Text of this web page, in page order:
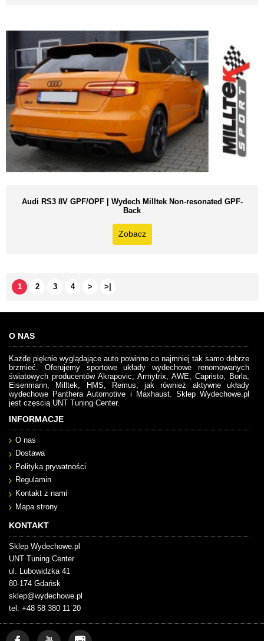
Audi RS3 8V GPF/OPF | Wydech Milltek Non-resonated GPF-
Back
Zobacz
1 2 3 4 > >|
O NAS
Każde pięknie wyglądające auto powinno co najmniej tak samo dobrze
brzmieć. Oferujemy sportowe układy wydechowe renomowanych
światowych producentów Akrapovic, Armytrix, AWE, Capristo, Borla,
Eisenmann, Milltek, HMS, Remus, jak również aktywne układy
wydechowe Panthera Automotive i Maxhaust. Sklep Wydechowe.pl
jest częscią UNT Tuning Center.
INFORMACJE
O nas
Dostawa
Polityka prywatności
Regulamin
Kontakt z nami
Mapa strony
KONTAKT
Sklep Wydechowe.pl
UNT Tuning Center
ul. Lubowidzka 41
80-174 Gdańsk
sklep@wydechowe.pl
tel: +48 58 380 11 20